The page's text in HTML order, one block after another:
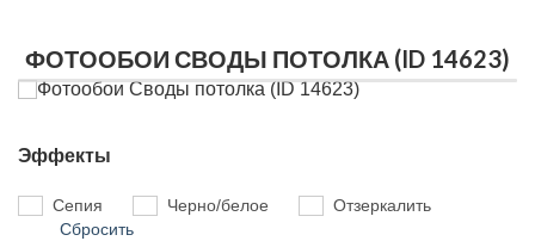
ФОТООБОИ СВОДЫ ПОТОЛКА (ID 14623)
Эффекты
Сепия Черно/белое
Отзеркалить
Сбросить